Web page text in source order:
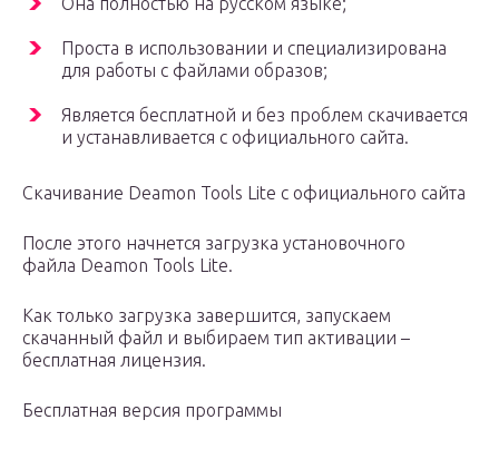
Проста в использовании и специализирована
для работы с файлами образов;
Является бесплатной и без проблем скачивается
и устанавливается с официального сайта.
Скачивание Deamon Tools Lite с официального сайта
После этого начнется загрузка установочного
файла Deamon Tools Lite.
Как только загрузка завершится, запускаем
скачанный файл и выбираем тип активации –
бесплатная лицензия.
Бесплатная версия программы